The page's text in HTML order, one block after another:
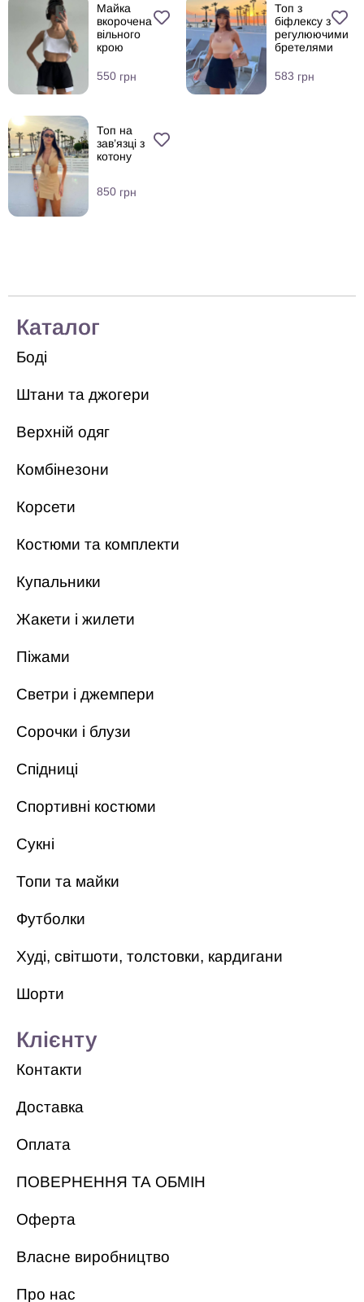
Майка
вкорочена
вільного
крою
550 грн
Топ з
біфлексу з
регулюючими
бретелями
583 грн
Топ на
зав’язці з
котону
850 грн
Каталог
Боді
Штани та джогери
Верхній одяг
Комбінезони
Корсети
Костюми та комплекти
Купальники
Жакети і жилети
Піжами
Светри і джемпери
Сорочки і блузи
Спідниці
Спортивні костюми
Сукні
Топи та майки
Футболки
Худі, світшоти, толстовки, кардигани
Шорти
Клієнту
Контакти
Доставка
Оплата
ПОВЕРНЕННЯ ТА ОБМІН
Оферта
Власне виробництво
Про нас